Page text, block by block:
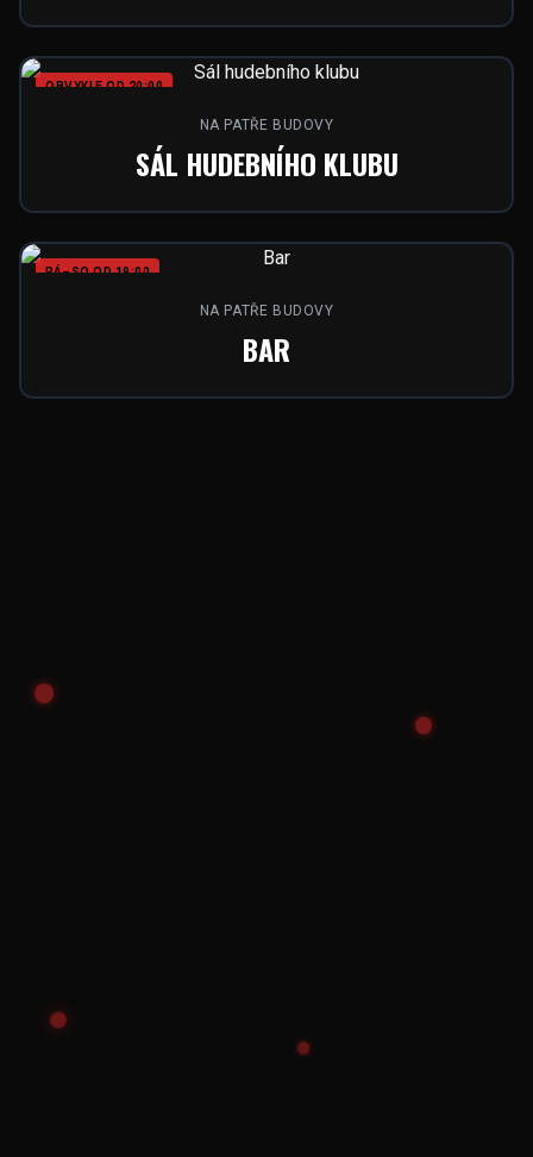
OBVYKLE OD 20:00
NA PATŘE BUDOVY
SÁL HUDEBNÍHO KLUBU
PÁ–SO OD 19:00
NA PATŘE BUDOVY
BAR